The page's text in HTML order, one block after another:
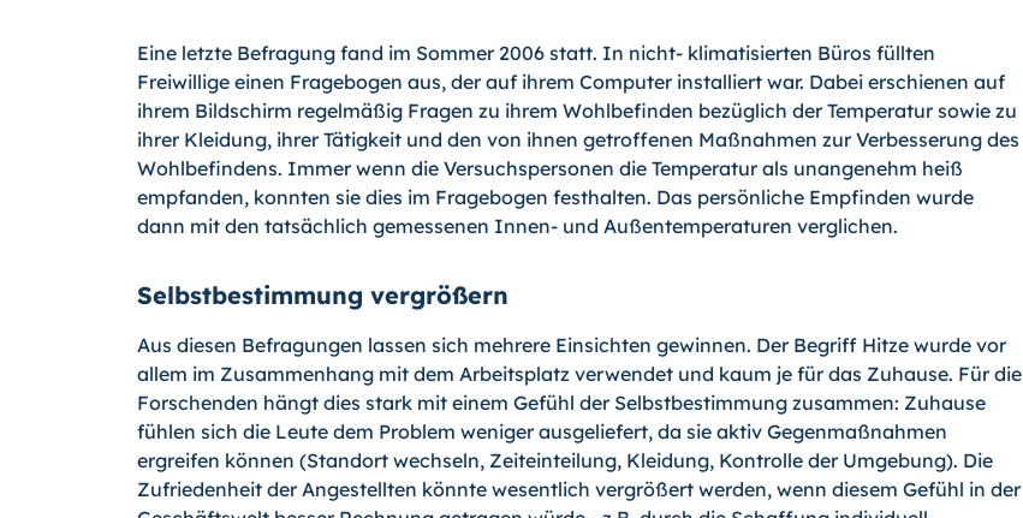
Eine letzte Befragung fand im Sommer 2006 statt. In nicht- klimatisierten Büros füllten
Freiwillige einen Fragebogen aus, der auf ihrem Computer installiert war. Dabei erschienen auf
ihrem Bildschirm regelmäßig Fragen zu ihrem Wohlbefinden bezüglich der Temperatur sowie zu
ihrer Kleidung, ihrer Tätigkeit und den von ihnen getroffenen Maßnahmen zur Verbesserung des
Wohlbefindens. Immer wenn die Versuchspersonen die Temperatur als unangenehm heiß
empfanden, konnten sie dies im Fragebogen festhalten. Das persönliche Empfinden wurde
dann mit den tatsächlich gemessenen Innen- und Außentemperaturen verglichen.
Selbstbestimmung vergrößern
Aus diesen Befragungen lassen sich mehrere Einsichten gewinnen. Der Begriff Hitze wurde vor
allem im Zusammenhang mit dem Arbeitsplatz verwendet und kaum je für das Zuhause. Für die
Forschenden hängt dies stark mit einem Gefühl der Selbstbestimmung zusammen: Zuhause
fühlen sich die Leute dem Problem weniger ausgeliefert, da sie aktiv Gegenmaßnahmen
ergreifen können (Standort wechseln, Zeiteinteilung, Kleidung, Kontrolle der Umgebung). Die
Zufriedenheit der Angestellten könnte wesentlich vergrößert werden, wenn diesem Gefühl in der